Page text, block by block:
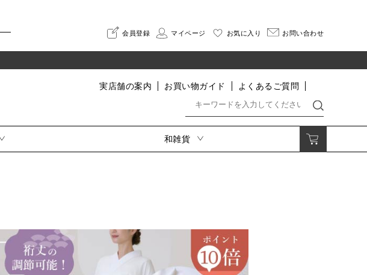
会員登録 マイページ お気に入り お問い合わせ
実店舗の案内 お買い物ガイド よくあるご質問
小紋・紬
着付小物 肌着・インナー
寝巻
便利グッズ
和雑貨
ふくさ
さんびオリジナル印伝 HISOCA
なごみ
二つ折り財布
小銭入れ・ポーチ
名刺入れ・カードケース